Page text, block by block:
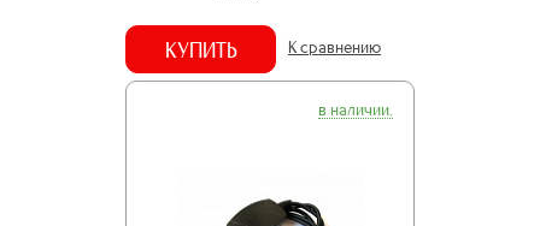
КУПИТЬ К сравнению
в наличии.